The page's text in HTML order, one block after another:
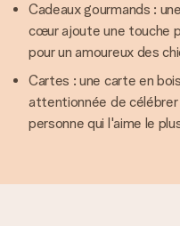
Cadeaux gourmands :
cœur ajoute une touche
pour un amoureux des
Cartes : une carte en
attentionnée de célébrer
personne qui l'aime le